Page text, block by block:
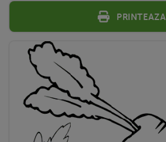
Printeaza